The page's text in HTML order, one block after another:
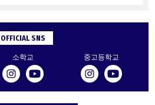
OFFICIAL SNS
소학교 중고등학교